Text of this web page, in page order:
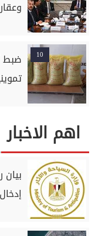
10
ضبط
اهم الاخبار